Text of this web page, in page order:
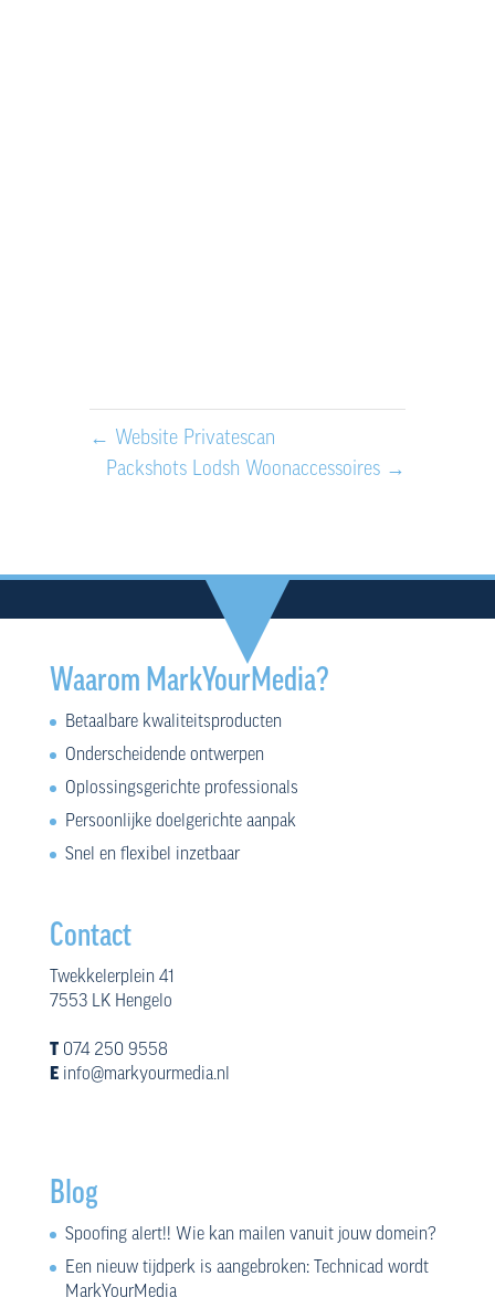
← Website Privatescan
Packshots Lodsh Woonaccessoires →
Waarom MarkYourMedia?
Betaalbare kwaliteitsproducten
Onderscheidende ontwerpen
Oplossingsgerichte professionals
Persoonlijke doelgerichte aanpak
Snel en flexibel inzetbaar
Contact
Twekkelerplein 41
7553 LK Hengelo
T074 250 9558
Einfo@markyourmedia.nl
Blog
Spoofing alert!! Wie kan mailen vanuit jouw domein?
Een nieuw tijdperk is aangebroken: Technicad wordt
MarkYourMedia